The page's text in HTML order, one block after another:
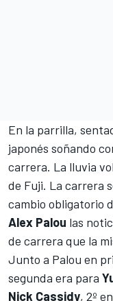
En la parrilla,
japonés soñando
carrera. La lluvia
de Fuji. La carrera
cambio obligatorio
Alex Palou las
de carrera que la
Junto a Palou en
segunda era para
Nick Cassidy, 2º